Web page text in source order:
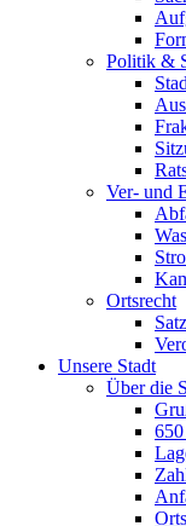
Politik &
Ver- und
Ortsrecht
Unsere Stadt
Über die